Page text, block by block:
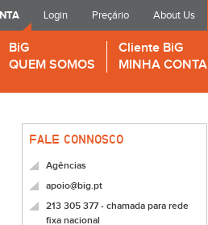
Login Preçário About Us
BiG
QUEM SOMOS
Cliente BiG
MINHA CONTA
FALE CONNOSCO
Agências
apoio@big.pt
213 305 377 - chamada para rede
fixa nacional